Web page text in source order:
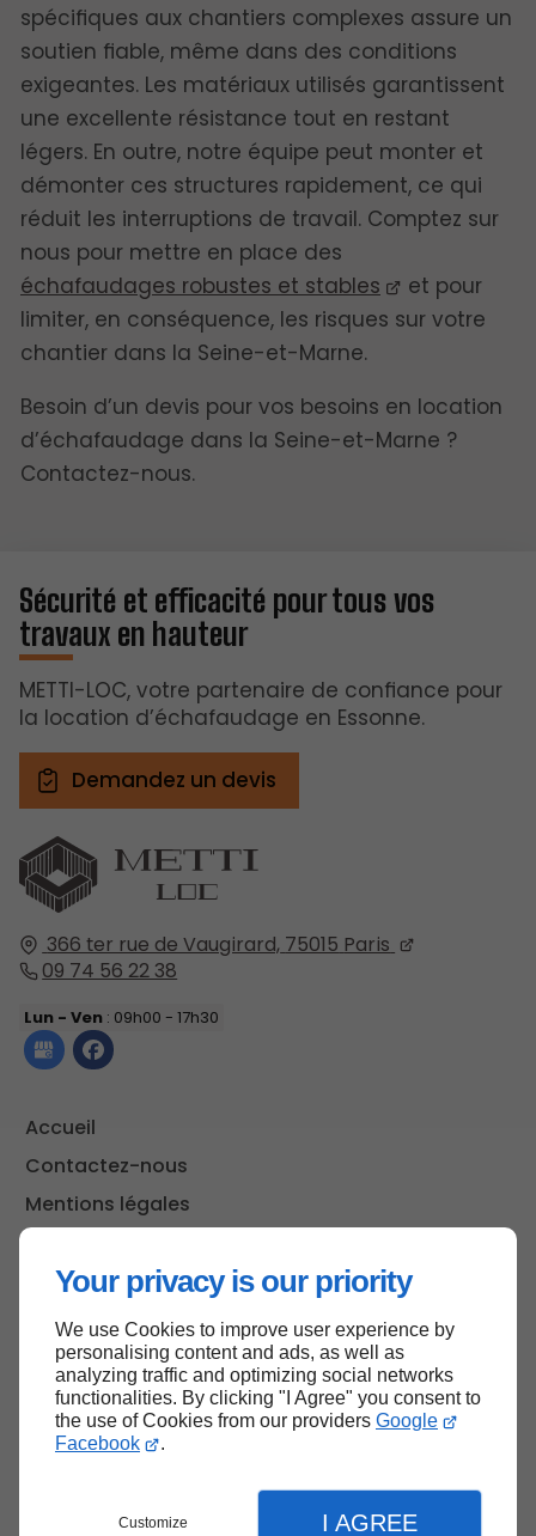
Your privacy is our priority
We use Cookies to improve user experience by
personalising content and ads, as well as
analyzing traffic and optimizing social networks
functionalities. By clicking "I Agree" you consent to
the use of Cookies from our providers Google
Facebook
.
Customize I AGREE
spécifiques aux chantiers complexes assure un
soutien fiable, même dans des conditions
exigeantes. Les matériaux utilisés garantissent
une excellente résistance tout en restant
légers. En outre, notre équipe peut monter et
démonter ces structures rapidement, ce qui
réduit les interruptions de travail. Comptez sur
nous pour mettre en place des
échafaudages robustes et stables
et pour
limiter, en conséquence, les risques sur votre
chantier dans la Seine-et-Marne.
Besoin d’un devis pour vos besoins en location
d’échafaudage dans la Seine-et-Marne ?
Contactez-nous.
366 ter rue de Vaugirard, 75015 Paris
09 74 56 22 38
Lun - Ven : 09h00 - 17h30
Accueil
Contactez-nous
Mentions légales
Sécurité et efficacité pour tous vos
travaux en hauteur
METTI-LOC, votre partenaire de confiance pour
la location d’échafaudage en Essonne.
Demandez un devis
Haut de page